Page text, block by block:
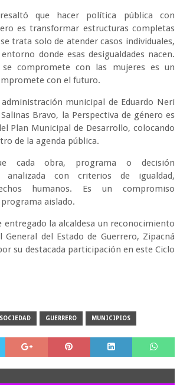
que hacer política pública con
es transformar estructuras completas
trata solo de atender casos individuales,
donde esas desigualdades nacen.
compromete con las mujeres es un
con el futuro.
administración municipal de Eduardo Neri
Bravo, la Perspectiva de género es
Plan Municipal de Desarrollo, colocando
de la agenda pública.
cada obra, programa o decisión
analizada con criterios de igualdad,
humanos. Es un compromiso
aislado.
entregado la alcaldesa un reconocimiento
del Estado de Guerrero, Zipacná
su destacada participación en este Ciclo
GUERRERO MUNICIPIOS